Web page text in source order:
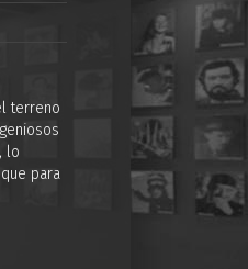
terreno
lo
para